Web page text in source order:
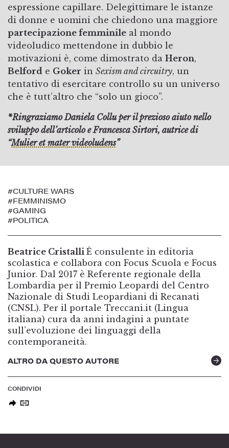
espressione capillare. Delegittimare le istanze
di donne e uomini che chiedono una maggiore
partecipazione femminile al mondo
videoludico mettendone in dubbio le
motivazioni è, come dimostrato da Heron,
Belford e Goker in Sexism and circuitry, un
tentativo di esercitare controllo su un universo
che è tutt’altro che “solo un gioco”.
*Ringraziamo Daniela Collu per il prezioso aiuto nello
sviluppo dell’articolo e Francesca Sirtori, autrice di
“Mulier et mater videoludens”
#CULTURE WARS
#FEMMINISMO
#GAMING
#POLITICA
Beatrice Cristalli È consulente in editoria
scolastica e collabora con Focus Scuola e Focus
Junior. Dal 2017 è Referente regionale della
Lombardia per il Premio Leopardi del Centro
Nazionale di Studi Leopardiani di Recanati
(CNSL). Per il portale Treccani.it (Lingua
italiana) cura da anni indagini a puntate
sull’evoluzione dei linguaggi della
contemporaneità.
ALTRO DA QUESTO AUTORE
CONDIVIDI